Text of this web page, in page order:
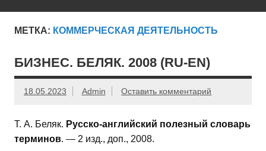
МЕТКА: КОММЕРЧЕСКАЯ ДЕЯТЕЛЬНОСТЬ
БИЗНЕС. БЕЛЯК. 2008 (RU-EN)
18.05.2023 Admin Оставить комментарий
Т. А. Беляк. Русско-английский полезный словарь
терминов. — 2 изд., доп., 2008.